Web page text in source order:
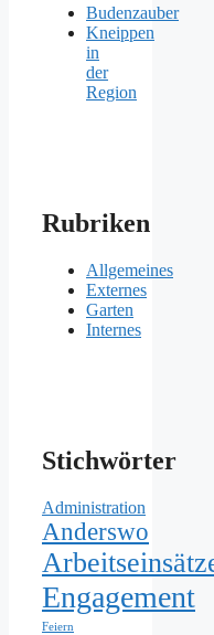
Budenzauber
Kneippen
in
der
Region
Rubriken
Allgemeines
Externes
Garten
Internes
Stichwörter
Administration
Anderswo
Engagement
Feiern